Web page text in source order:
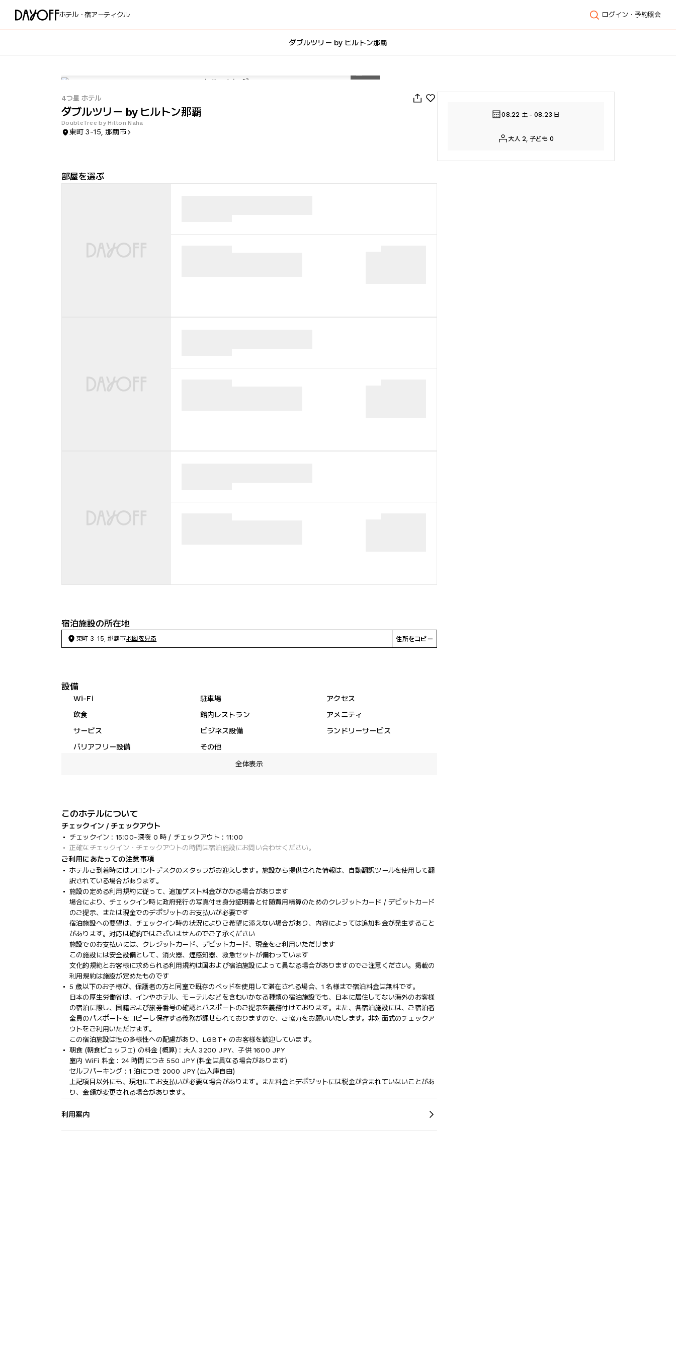
ホテル・宿アーティクル ログイン・予約照会
ダブルツリー by ヒルトン那覇
4つ星 ホテル
ダブルツリー by ヒルトン那覇
DoubleTree by Hilton Naha
東町 3-15, 那覇市
部屋を選ぶ
宿泊施設の所在地
東町 3-15, 那覇市地図を見る 住所をコピー
設備
Wi-Fi 駐車場
アクセス
飲食
館内レストラン
アメニティ
サービス
ビジネス設備
ランドリーサービス
バリアフリー設備
その他
全体表示
このホテルについて
チェックイン / チェックアウト
チェックイン : 15:00~深夜 0 時 / チェックアウト : 11:00
正確なチェックイン・チェックアウトの時間は宿泊施設にお問い合わせください。
ご利用にあたっての注意事項
ホテルご到着時にはフロントデスクのスタッフがお迎えします。施設から提供された情報は、自動翻訳ツールを使用して翻
訳されている場合があります。
施設の定める利用規約に従って、追加ゲスト料金がかかる場合があります
場合により、チェックイン時に政府発行の写真付き身分証明書と付随費用精算のためのクレジットカード / デビットカード
のご提示、または現金でのデポジットのお支払いが必要です
宿泊施設への要望は、チェックイン時の状況によりご希望に添えない場合があり、内容によっては追加料金が発生すること
があります。対応は確約ではございませんのでご了承ください
施設でのお支払いには、クレジットカード、デビットカード、現金をご利用いただけます
この施設には安全設備として、消火器、煙感知器、救急セットが備わっています
文化的規範とお客様に求められる利用規約は国および宿泊施設によって異なる場合がありますのでご注意ください。掲載の
利用規約は施設が定めたものです
5 歳以下のお子様が、保護者の方と同室で既存のベッドを使用して滞在される場合、1 名様まで宿泊料金は無料です。
日本の厚生労働省は、インやホテル、モーテルなどを含むいかなる種類の宿泊施設でも、日本に​居住してない海外のお客様
の宿泊に際し、国籍および旅券番号の確認とパスポートのご提示を義務付け​ております。また、各宿泊施設には、ご宿泊者
全員のパスポートをコピーし保存する義務が課せられておりますの​で、ご協力をお願いいたします。非対面式のチェックア
ウトをご利用いただけます。
この宿泊施設は性の多様性への配慮があり、LGBT+ のお客様を歓迎しています。
朝食 (朝食ビュッフェ) の料金 (概算) : 大人 3200 JPY、子供 1600 JPY
室内 WiFi 料金 : 24 時間につき 550 JPY (料金は異なる場合があります)
セルフパーキング : 1 泊につき 2000 JPY (出入庫自由)
上記項目以外にも、現地にてお支払いが必要な場合があります。また料金とデポジットには税金が含まれていないことがあ
り、金額が変更される場合があります。
利用案内
08.22 土 - 08.23 日
大人 2, 子ども 0